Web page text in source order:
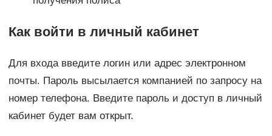
Как войти в личный кабинет
Для входа введите логин или адрес электронном
почты. Пароль высылается компанией по запросу на
номер телефона. Введите пароль и доступ в личный
кабинет будет вам открыт.